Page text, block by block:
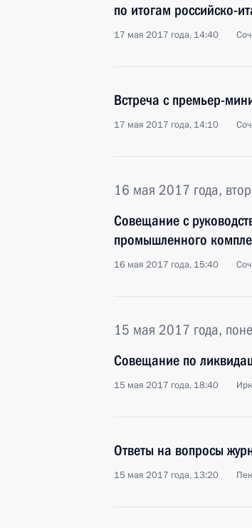
по итогам российско-
17 мая 2017 года, 14:40
Встреча с премьер-
17 мая 2017 года, 14:10
16 мая 2017 года,
Совещание с
промышленного
16 мая 2017 года, 15:40
15 мая 2017 года,
Совещание по
15 мая 2017 года, 18:40
Ответы на вопросы
15 мая 2017 года, 13:20